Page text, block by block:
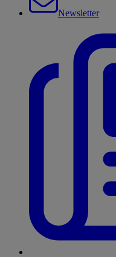
Newsletter